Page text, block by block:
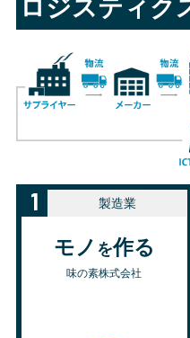
ロジスティク
1 製造業
モノ を作る
味の素株式会社